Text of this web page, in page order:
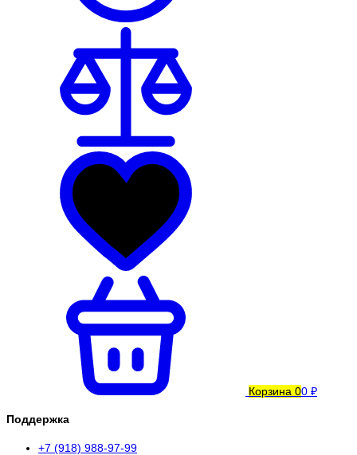
Корзина 00 ₽
Поддержка
+7 (918) 988-97-99